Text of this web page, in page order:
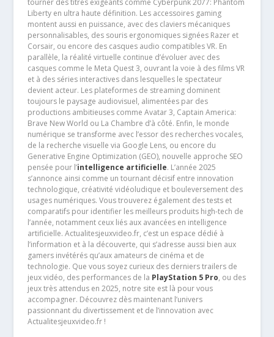
tourner des titres exigeants comme Cyberpunk 2077: Phantom
Liberty en ultra haute définition. Les accessoires gaming
montent aussi en puissance, avec des claviers mécaniques
personnalisables, des souris ergonomiques signées Razer et
Corsair, ou encore des casques audio compatibles VR. En
parallèle, la réalité virtuelle continue d’évoluer avec des
casques comme le Meta Quest 3, ouvrant la voie à des films VR
et à des séries interactives dans lesquelles le spectateur
devient acteur. Les plateformes de streaming dominent
toujours le paysage audiovisuel, alimentées par des
productions ambitieuses comme Avatar 3, Captain America:
Brave New World ou La Chambre d’à côté. Enfin, le monde
numérique se transforme avec l’essor des recherches vocales,
de la recherche visuelle via Google Lens, ou encore du
Generative Engine Optimization (GEO), nouvelle approche SEO
pensée pour l’intelligence artificielle. L’année 2025
s’annonce ainsi comme un tournant décisif entre innovation
technologique, créativité vidéoludique et bouleversement des
usages numériques. Vous trouverez également des tests et
comparatifs pour identifier les meilleurs produits high-tech de
l’année, notamment ceux liés aux avancées en intelligence
artificielle. Actualitesjeuxvideo.fr, c’est un espace dédié à
l’information et à la découverte, qui s’adresse aussi bien aux
gamers invétérés qu’aux amateurs de cinéma et de
technologie. Que vous soyez curieux des derniers trailers de
jeux vidéo, des performances de la PlayStation 5 Pro, ou des
jeux très attendus en 2025, notre site est là pour vous
accompagner. Découvrez dès maintenant l’univers
passionnant du divertissement et de l’innovation avec
Actualitesjeuxvideo.fr !